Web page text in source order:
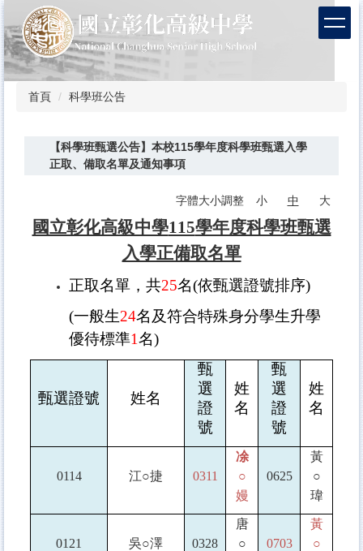
到
主
要
內
首頁 科學班公告
【科學班甄選公告】本校115學年度科學班甄選入學
正取、備取名單及通知事項
字體大小調整 小 中 大
國立彰化高級中學115學年度科學班甄選
入學正備取名單
正取名單，共25名(依甄選證號排序)
(一般生24名及符合特殊身分學生升學
優待標準1名)
甄選證號 姓名
甄
選
證
號
姓
名
甄
選
證
號
姓
名
0114 江○捷 0311
凃
○
嫚
0625
黃
○
瑋
0121 吳○澤 0328
唐
○
0703
黃
○